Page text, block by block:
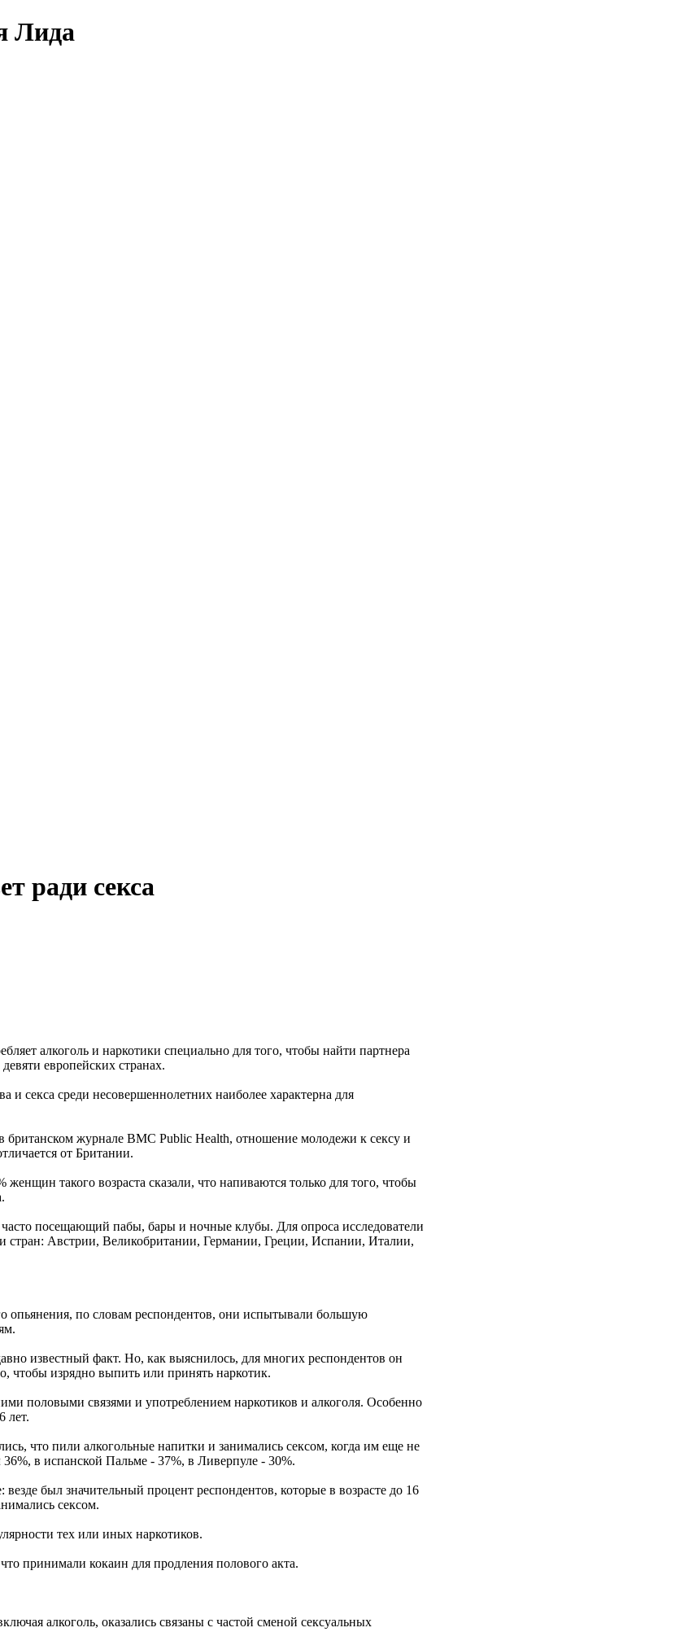
Лида
ради секса
алкоголь и наркотики специально для того, чтобы найти партнера
европейских странах.
и секса среди несовершеннолетних наиболее характерна для
журнале BMC Public Health, отношение молодежи к сексу и
от Британии.
женщин такого возраста сказали, что напиваются только для того, чтобы
часто посещающий пабы, бары и ночные клубы. Для опроса исследователи
стран: Австрии, Великобритании, Германии, Греции, Испании, Италии,
опьянения, по словам респондентов, они испытывали большую
известный факт. Но, как выяснилось, для многих респондентов он
чтобы изрядно выпить или принять наркотик.
половыми связями и употреблением наркотиков и алкоголя. Особенно
лет.
что пили алкогольные напитки и занимались сексом, когда им еще не
в испанской Пальме - 37%, в Ливерпуле - 30%.
был значительный процент респондентов, которые в возрасте до 16
сексом.
тех или иных наркотиков.
принимали кокаин для продления полового акта.
алкоголь, оказались связаны с частой сменой сексуальных